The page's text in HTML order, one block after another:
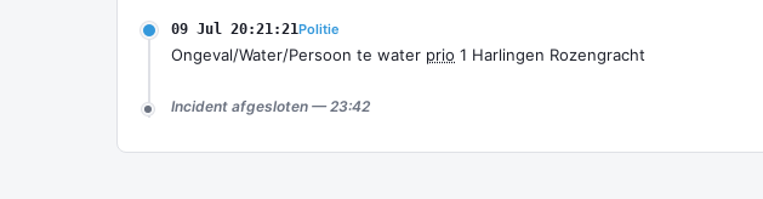
09 Jul 20:21:21Politie
Ongeval/Water/Persoon te water prio 1 Harlingen Rozengracht
Incident afgesloten — 23:42